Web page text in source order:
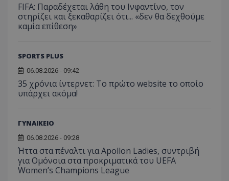
FIFA: Παραδέχεται λάθη του Ινφαντίνο, τον
στηρίζει και ξεκαθαρίζει ότι... «δεν θα δεχθούμε
καμία επίθεση»
SPORTS PLUS
06.08.2026 - 09:42
35 χρόνια ίντερνετ: Το πρώτο website το οποίο
υπάρχει ακόμα!
ΓΥΝΑΙΚΕΙΟ
06.08.2026 - 09:28
Ήττα στα πέναλτι για Apollon Ladies, συντριβή
για Ομόνοια στα προκριματικά του UEFA
Women’s Champions League